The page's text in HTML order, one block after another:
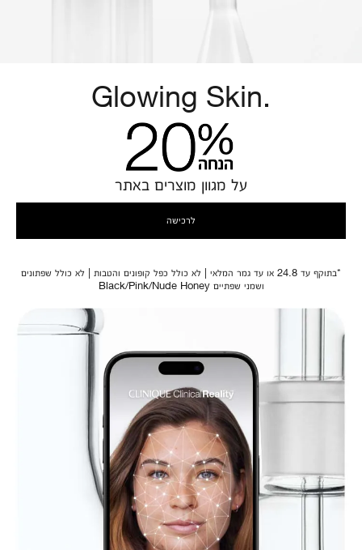
Glowing Skin.
על מגוון מוצרים באתר
לרכישה
*בתוקף עד 24.8 או עד גמר המלאי | לא כולל כפל קופונים והטבות | לא כולל שפתונים
ושמני שפתיים Black/Pink/Nude Honey